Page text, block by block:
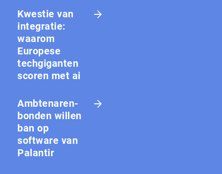
Kwestie van
integratie:
waarom
Europese
techgiganten
scoren met ai
Amb­te­na­ren­
bon­den willen
ban op
software van
Palantir